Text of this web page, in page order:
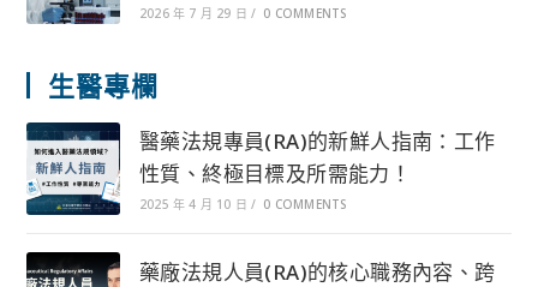
2026 年 7 月 29 日 / 0 COMMENTS
生醫專欄
醫藥法規專員(RA)的新鮮人指南：工作
性質、終極目標及所需能力！
2025 年 4 月 10 日 / 0 COMMENTS
藥廠法規人員(RA)的核心職務內容、跨